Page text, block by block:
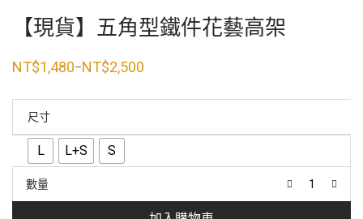
【現貨】五角型鐵件花藝高架
NT$1,480–NT$2,500
價
NT$1,480
NT$2,500
尺寸
L L+S S
數量